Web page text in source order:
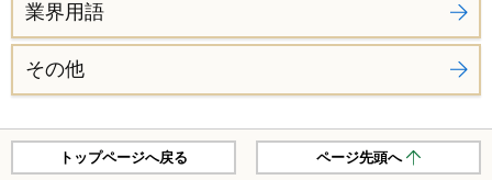
業界用語
その他
トップページへ戻る ページ先頭へ